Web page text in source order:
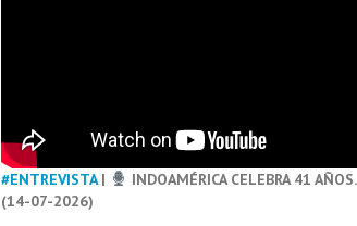
#ENTREVISTA|
INDOAMÉRICA CELEBRA 41 AÑOS.
(14-07-2026)